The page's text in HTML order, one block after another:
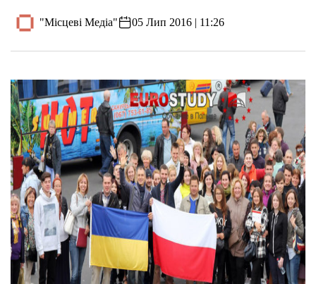
"Місцеві Медіа" 05 Лип 2016 | 11:26